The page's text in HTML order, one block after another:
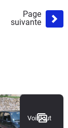
Page
suivante
Voir tout